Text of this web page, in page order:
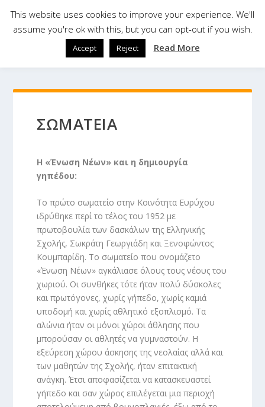
ΣΩΜΑΤΕΊΑ
Η «Ένωση Νέων» και η δημιουργία
γηπέδου:
Το πρώτο σωματείο στην Κοινότητα Ευρύχου
ιδρύθηκε περί το τέλος του 1952 με
πρωτοβουλία των δασκάλων της Ελληνικής
Σχολής, Σωκράτη Γεωργιάδη και Ξενοφώντος
Κουμπαρίδη. Το σωματείο που ονομάζετο
«Ένωση Νέων» αγκάλιασε όλους τους νέους του
χωριού. Οι συνθήκες τότε ήταν πολύ δύσκολες
και πρωτόγονες, χωρίς γήπεδο, χωρίς καμιά
υποδομή και χωρίς αθλητικό εξοπλισμό. Τα
αλώνια ήταν οι μόνοι χώροι άθλησης που
μπορούσαν οι αθλητές να γυμναστούν. Η
εξεύρεση χώρου άσκησης της νεολαίας αλλά και
των μαθητών της Σχολής, ήταν επιτακτική
ανάγκη. Έτσι αποφασίζεται να κατασκευαστεί
γήπεδο και σαν χώρος επιλέγεται μια περιοχή
This website uses cookies to improve your experience. We'll
assume you're ok with this, but you can opt-out if you wish.
Accept Reject Read More